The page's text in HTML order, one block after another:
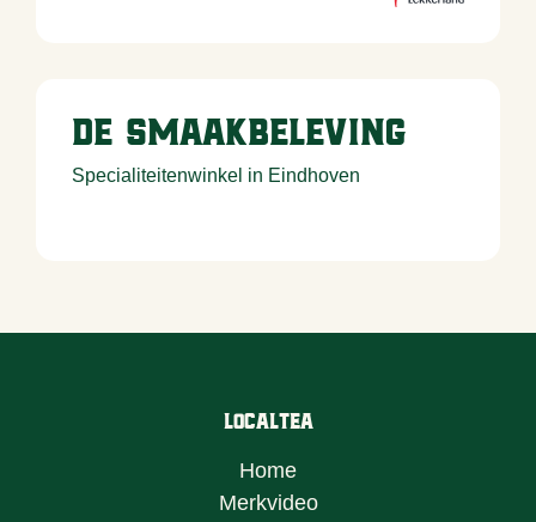
De Smaakbeleving
Specialiteitenwinkel in Eindhoven
LocalTea
Home
Merkvideo